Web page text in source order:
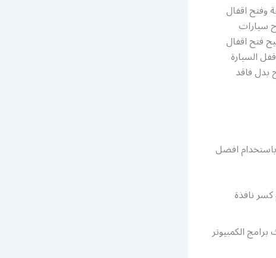
وفتح اقفال
سيارات
فتح اقفال
السيارة
فاقد
باستخدام افضل
نافذة
الكمبيوتر